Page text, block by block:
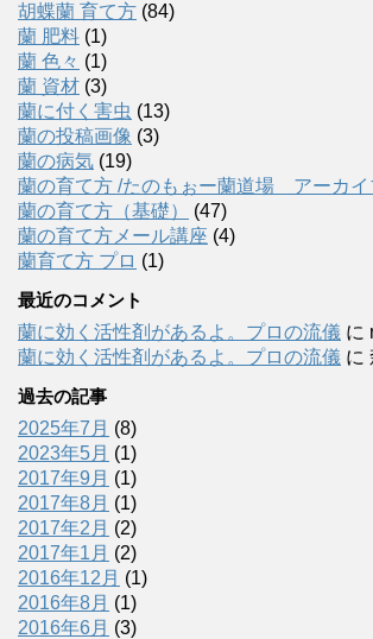
胡蝶蘭 育て方 (84)
蘭 肥料 (1)
蘭 色々 (1)
蘭 資材 (3)
蘭に付く害虫 (13)
蘭の投稿画像 (3)
蘭の病気 (19)
蘭の育て方 /たのもぉー蘭道場 アーカイ
蘭の育て方（基礎）
(47)
蘭の育て方メール講座 (4)
蘭育て方 プロ (1)
最近のコメント
蘭に効く活性剤があるよ。プロの流儀 に
蘭に効く活性剤があるよ。プロの流儀 に
過去の記事
2025年7月 (8)
2023年5月 (1)
2017年9月 (1)
2017年8月 (1)
2017年2月 (2)
2017年1月 (2)
2016年12月 (1)
2016年8月 (1)
2016年6月 (3)